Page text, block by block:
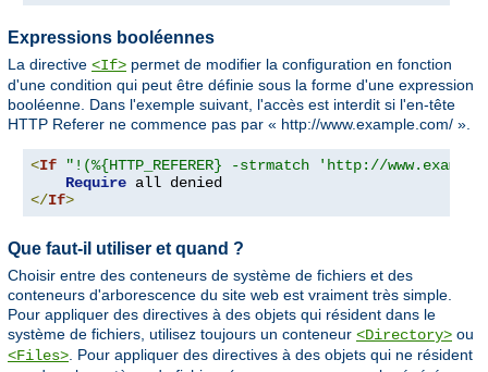
Expressions booléennes
La directive <If> permet de modifier la configuration en fonction
d'une condition qui peut être définie sous la forme d'une expression
booléenne. Dans l'exemple suivant, l'accès est interdit si l'en-tête
HTTP Referer ne commence pas par « http://www.example.com/ ».
<If
"!(%{HTTP_REFERER} -strmatch 'http://
Require
</If>
Que faut-il utiliser et quand ?
Choisir entre des conteneurs de système de fichiers et des
conteneurs d'arborescence du site web est vraiment très simple.
Pour appliquer des directives à des objets qui résident dans le
système de fichiers, utilisez toujours un conteneur <Directory> ou
<Files>. Pour appliquer des directives à des objets qui ne résident